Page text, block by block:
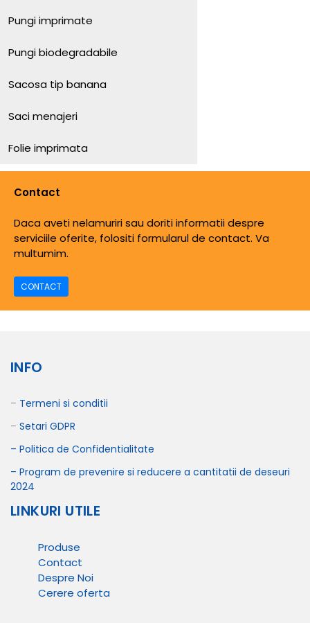
Pungi imprimate
Pungi biodegradabile
Sacosa tip banana
Saci menajeri
Folie imprimata
Contact
Daca aveti nelamuriri sau doriti informatii despre
serviciile oferite, folositi formularul de contact. Va
multumim.
CONTACT
INFO
– Termeni si conditii
– Setari GDPR
– Politica de Confidentialitate
– Program de prevenire si reducere a cantitatii de deseuri
2024
LINKURI UTILE
Produse
Contact
Despre Noi
Cerere oferta